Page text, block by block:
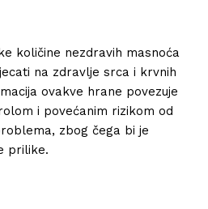
količine nezdravih masnoća
na zdravlje srca i krvnih
ovakve hrane povezuje
i povećanim rizikom od
zbog čega bi je
prilike.